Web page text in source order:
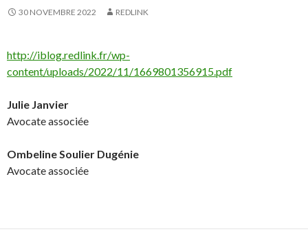
30 NOVEMBRE 2022 REDLINK
http://iblog.redlink.fr/wp-
content/uploads/2022/11/1669801356915.pdf
Julie Janvier
Avocate associée
Ombeline Soulier Dugénie
Avocate associée